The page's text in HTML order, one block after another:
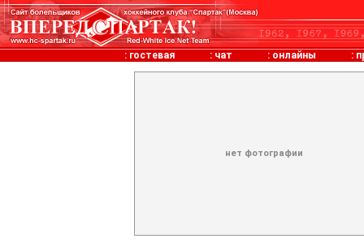
: гостевая : чат : онлайны :
нет фотографии